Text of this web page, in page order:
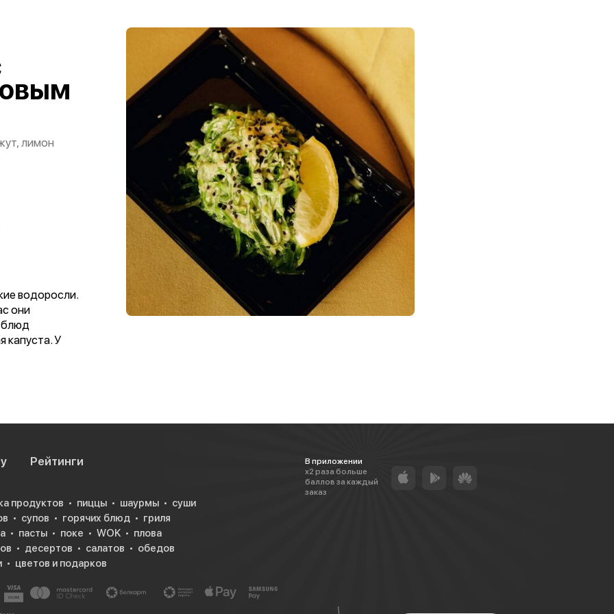
лимон
водоросли.
они
блюд
капуста. У
нет запаха
от старого
яркими,
ароматом.
Рейтинги
В приложении
х2 раза больше
баллов за каждый
заказ
продуктов пиццы шаурмы
суши
супов горячих блюд
гриля
пасты поке WOK
плова
десертов салатов
обедов
цветов и подарков